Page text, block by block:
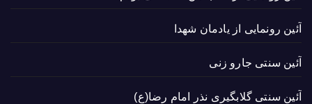
آئین رونمایی از یادمان شهدا
آئین سنتی جارو زنی
آئین سنتی گلابگیری نذر امام رضا(ع)